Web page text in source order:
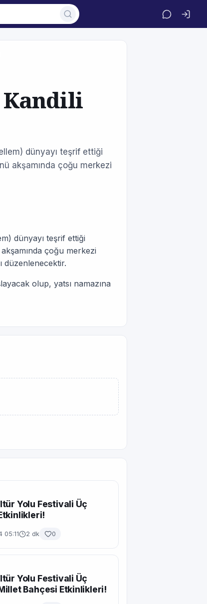
Kandili
dünyayı teşrif ettiği
akşamında çoğu merkezi
dünyayı teşrif ettiği
çoğu merkezi
düzenlenecektir.
olup, yatsı namazına
Yolu Festivali Üç
05:11 2 dk 0
Yolu Festivali Üç
Bahçesi Etkinlikleri!